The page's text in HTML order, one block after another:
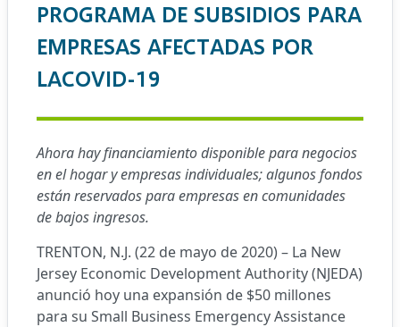
PROGRAMA DE SUBSIDIOS PARA
EMPRESAS AFECTADAS POR
LACOVID-19
Ahora hay financiamiento disponible para negocios
en el hogar y empresas individuales; algunos fondos
están reservados para empresas en comunidades
de bajos ingresos.
TRENTON, N.J. (22 de mayo de 2020) – La New
Jersey Economic Development Authority (NJEDA)
anunció hoy una expansión de $50 millones
para su Small Business Emergency Assistance